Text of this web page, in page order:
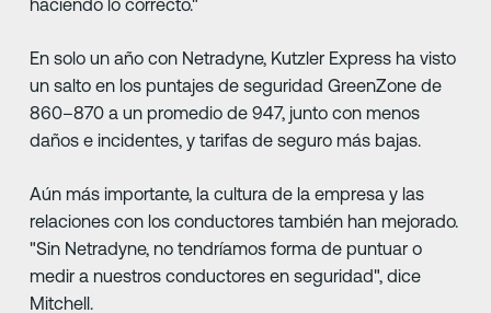
haciendo lo correcto."
En solo un año con Netradyne, Kutzler Express ha visto
un salto en los puntajes de seguridad GreenZone de
860–870 a un promedio de 947, junto con menos
daños e incidentes, y tarifas de seguro más bajas.
Aún más importante, la cultura de la empresa y las
relaciones con los conductores también han mejorado.
"Sin Netradyne, no tendríamos forma de puntuar o
medir a nuestros conductores en seguridad", dice
Mitchell.